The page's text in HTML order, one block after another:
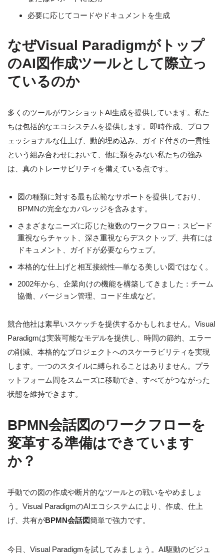
必要に応じてコードやドキュメントを生成
なぜVisual Paradigmがトップ
のAI図作成ツールとして際立っ
ているのか
多くのツールがワンショットAI生成を提供しています。私た
ちは包括的なエコシステムを提供します。即時作成、プロフ
ェッショナルな仕上げ、動的埋め込み、ガイド付きの一貫性
という組み合わせにおいて、他に類をみない私たちの強み
は、真のトレーサビリティを備えている点です。
図の種類に対する最も広範なサポートを提供しており、
BPMNの完全なカバレッジを含みます。
さまざまなニーズに応じた複数のワークフロー：スピード
重視ならチャット、深さ重視ならデスクトップ、共有には
ドキュメント、ガイドが必要ならウェブ。
本格的な仕上げと相互接続性—単なる美しい図ではなく。
2002年から、企業向けの機能を構築してきました：チーム
協働、バージョン管理、コード生成など。
競合他社は素早いスケッチを提供するかもしれません。Visual
Paradigmは実装可能なモデルを提供し、時間の節約、エラー
の削減、本格的なプロジェクトへのスケーラビリティを実現
します。一つのスタイルに縛られることはありません。プラ
ットフォーム間をスムーズに移動でき、すべてがつながった
状態を維持できます。
BPMN会話図のワークフローを
変革する準備はできています
か？
手動での図の作成や断片的なツールとの戦いをやめましょ
う。Visual ParadigmのAIエコシステムにより、作成、仕上
げ、共有がBPMN会話図簡単で強力です。
今日、Visual Paradigmを試してみましょう。AI駆動のビジュ